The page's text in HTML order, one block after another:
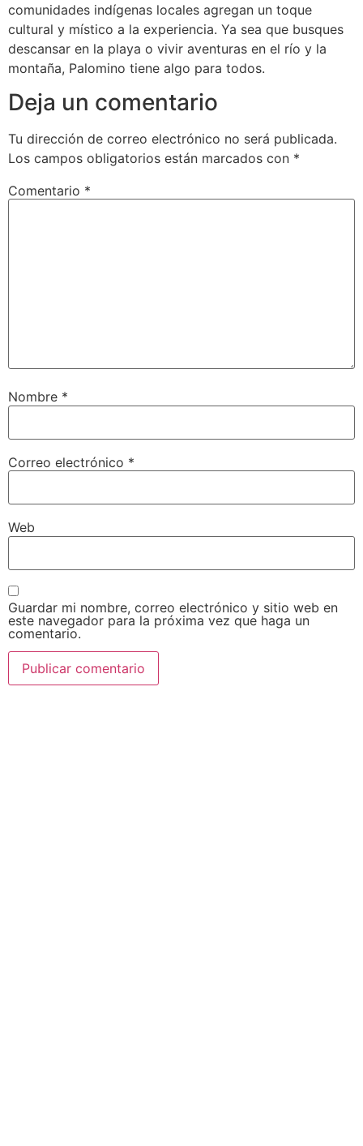
comunidades indígenas locales agregan un toque
cultural y místico a la experiencia. Ya sea que busques
descansar en la playa o vivir aventuras en el río y la
montaña, Palomino tiene algo para todos.
Deja un comentario
Tu dirección de correo electrónico no será publicada.
Los campos obligatorios están marcados con *
Comentario *
Nombre *
Correo electrónico *
Web
Guardar mi nombre, correo electrónico y sitio web en
este navegador para la próxima vez que haga un
comentario.